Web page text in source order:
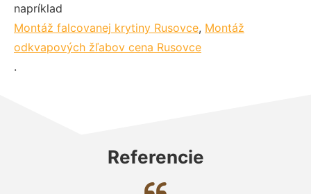
napríklad
Montáž falcovanej krytiny Rusovce, Montáž
odkvapových žľabov cena Rusovce
.
Referencie